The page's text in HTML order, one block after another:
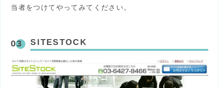
当者をつけてやってみてください。
SITESTOCK